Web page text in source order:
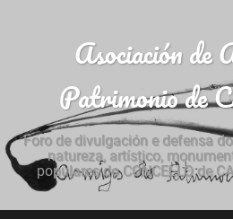
Asociación de
Patrimonio de
Foro de divulgación e defensa
natureza, artístico,
populares do CONCELLO de